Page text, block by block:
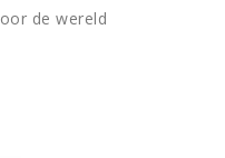
de wereld